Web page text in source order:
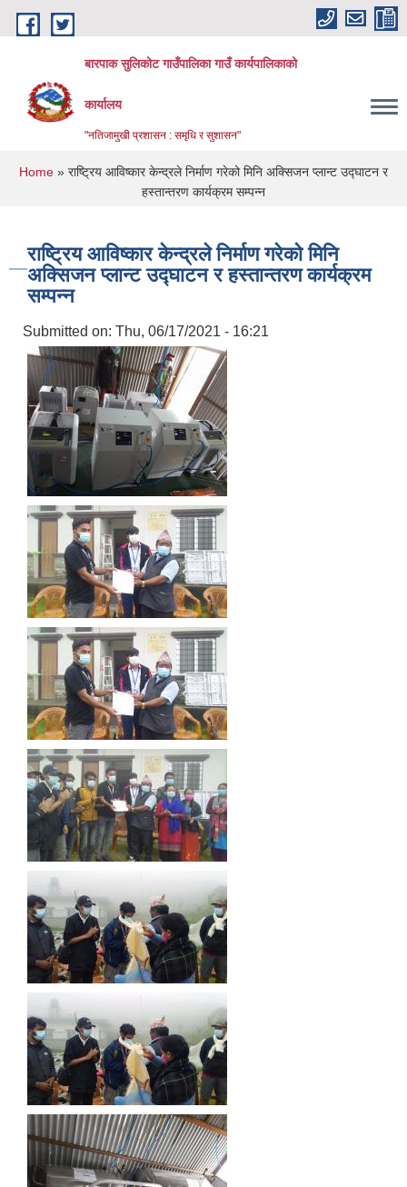
Skip to main content
बारपाक सुलिकोट गाउँपालिका गाउँ कार्यपालिकाको
कार्यालय
"नतिजामुखी प्रशासन : समृधि र सुशासन"
You are here
Home » राष्ट्रिय आविष्कार केन्द्रले निर्माण गरेको मिनि अक्सिजन प्लान्ट उद्घाटन र
हस्तान्तरण कार्यक्रम सम्पन्न
राष्ट्रिय आविष्कार केन्द्रले निर्माण गरेको मिनि
अक्सिजन प्लान्ट उद्घाटन र हस्तान्तरण कार्यक्रम
सम्पन्न
Submitted on: Thu, 06/17/2021 - 16:21